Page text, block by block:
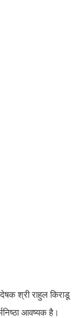
श्री राहुल किराडू
आवष्यक है।